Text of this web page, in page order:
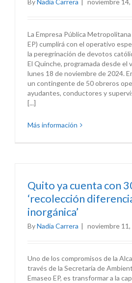
By Nadia Carrera noviembre
La Empresa Pública
EP) cumplirá con el operativo
la peregrinación de devotos
El Quinche, programada desde el
lunes 18 de noviembre de 2024.
un contingente de 50 obreros
ayudantes, conductores y
[...]
Más información
Quito ya cuenta con
‘recolección
inorgánica’
ByNadia Carrera | noviembre
Uno de los compromisos de la
través de la Secretaría de
Emaseo EP, es transformar a la